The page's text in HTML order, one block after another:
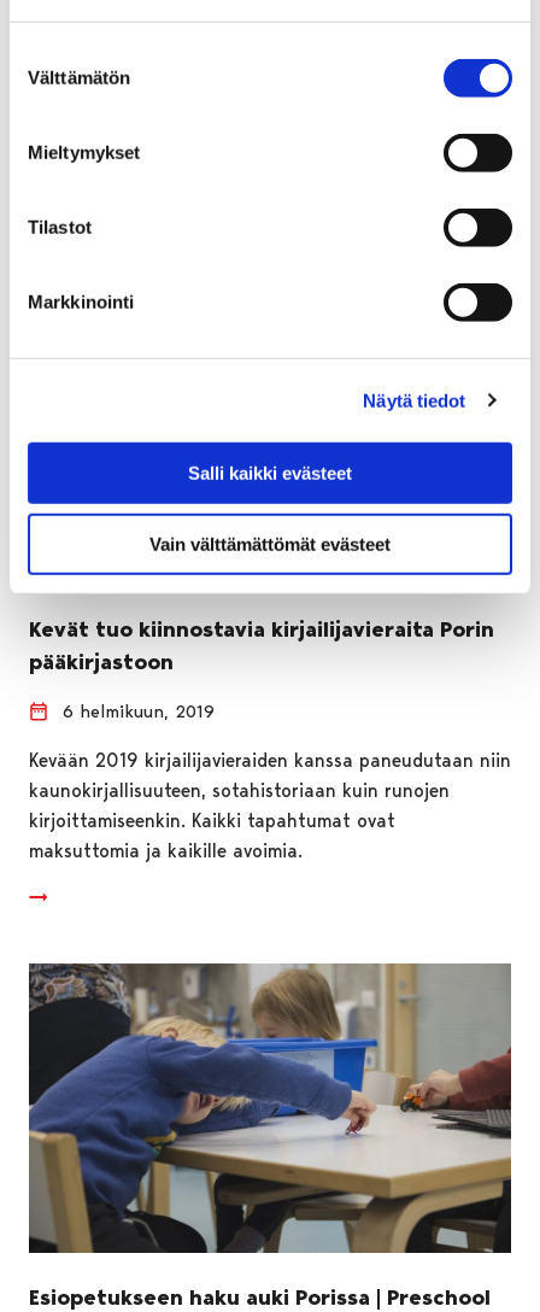
valinta
Välttämätön
Mieltymykset
Tilastot
Markkinointi
Näytä tiedot
Salli kaikki evästeet
Vain välttämättömät evästeet
kaavamuutoksia
6 helmikuun, 2019
sekä kaavaluonnokset ovat samanaikaisesti nähtävillä
Kevät tuo kiinnostavia kirjailijavieraita Porin
pääkirjastoon
6 helmikuun, 2019
Kevään 2019 kirjailijavieraiden kanssa paneudutaan niin
kaunokirjallisuuteen, sotahistoriaan kuin runojen
kirjoittamiseenkin. Kaikki tapahtumat ovat
maksuttomia ja kaikille avoimia.
Esiopetukseen haku auki Porissa | Preschool